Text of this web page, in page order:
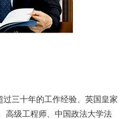
过三十年的工作经验、英国皇家
高级工程师、中国政法大学法